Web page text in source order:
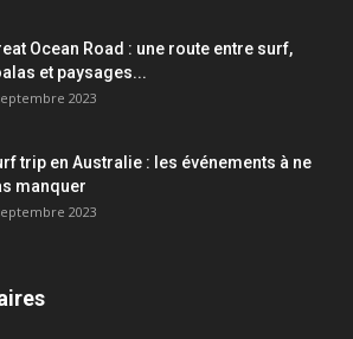
Ocean Road : une route entre surf,
et paysages...
2023
trip en Australie : les événements à ne
manquer
2023